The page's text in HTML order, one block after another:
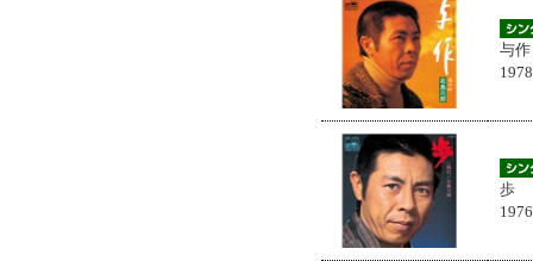
与作
歩